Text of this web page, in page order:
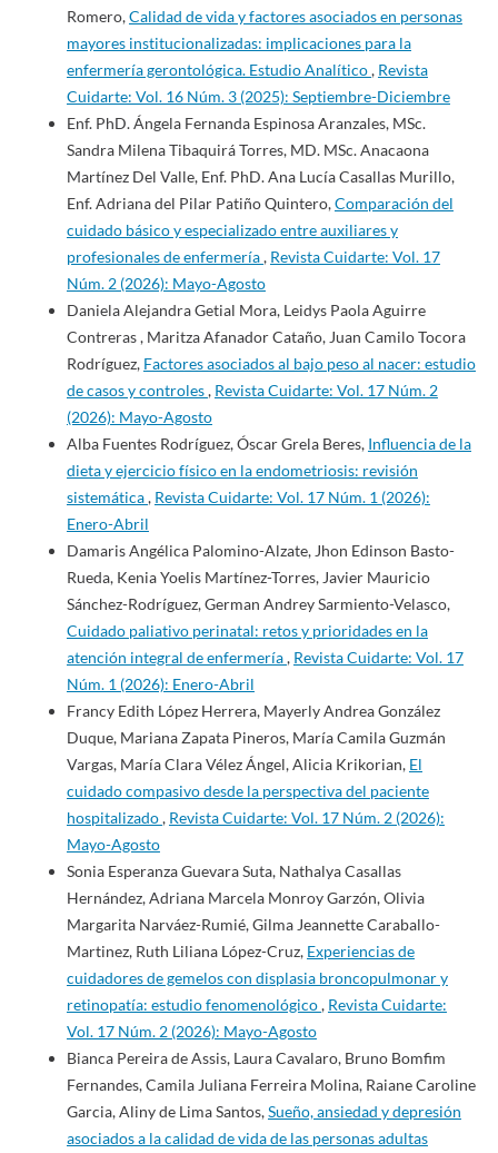
Romero,Calidad de vida y factores asociados en personas
mayores institucionalizadas: implicaciones para la
enfermería gerontológica. Estudio Analítico, Revista
Cuidarte: Vol. 16 Núm. 3 (2025): Septiembre-Diciembre
Enf. PhD. Ángela Fernanda Espinosa Aranzales, MSc.
Sandra Milena Tibaquirá Torres, MD. MSc. Anacaona
Martínez Del Valle, Enf. PhD. Ana Lucía Casallas Murillo,
Enf. Adriana del Pilar Patiño Quintero,Comparación del
cuidado básico y especializado entre auxiliares y
profesionales de enfermería, Revista Cuidarte: Vol. 17
Núm. 2 (2026): Mayo-Agosto
Daniela Alejandra Getial Mora, Leidys Paola Aguirre
Contreras , Maritza Afanador Cataño, Juan Camilo Tocora
Rodríguez, Factores asociados al bajo peso al nacer: estudio
de casos y controles, Revista Cuidarte: Vol. 17 Núm. 2
(2026): Mayo-Agosto
Alba Fuentes Rodríguez, Óscar Grela Beres, Influencia de la
dieta y ejercicio físico en la endometriosis: revisión
sistemática, Revista Cuidarte: Vol. 17 Núm. 1 (2026):
Enero-Abril
Damaris Angélica Palomino-Alzate, Jhon Edinson Basto-
Rueda, Kenia Yoelis Martínez-Torres, Javier Mauricio
Sánchez-Rodríguez, German Andrey Sarmiento-Velasco,
Cuidado paliativo perinatal: retos y prioridades en la
atención integral de enfermería, Revista Cuidarte: Vol. 17
Núm. 1 (2026): Enero-Abril
Francy Edith López Herrera, Mayerly Andrea González
Duque, Mariana Zapata Pineros, María Camila Guzmán
Vargas, María Clara Vélez Ángel, Alicia Krikorian, El
cuidado compasivo desde la perspectiva del paciente
hospitalizado, Revista Cuidarte: Vol. 17 Núm. 2 (2026):
Mayo-Agosto
Sonia Esperanza Guevara Suta, Nathalya Casallas
Hernández, Adriana Marcela Monroy Garzón, Olivia
Margarita Narváez-Rumié, Gilma Jeannette Caraballo-
Martinez, Ruth Liliana López-Cruz, Experiencias de
cuidadores de gemelos con displasia broncopulmonar y
retinopatía: estudio fenomenológico, Revista Cuidarte:
Vol. 17 Núm. 2 (2026): Mayo-Agosto
Bianca Pereira de Assis, Laura Cavalaro, Bruno Bomfim
Fernandes, Camila Juliana Ferreira Molina, Raiane Caroline
Garcia, Aliny de Lima Santos,Sueño, ansiedad y depresión
asociados a la calidad de vida de las personas adultas